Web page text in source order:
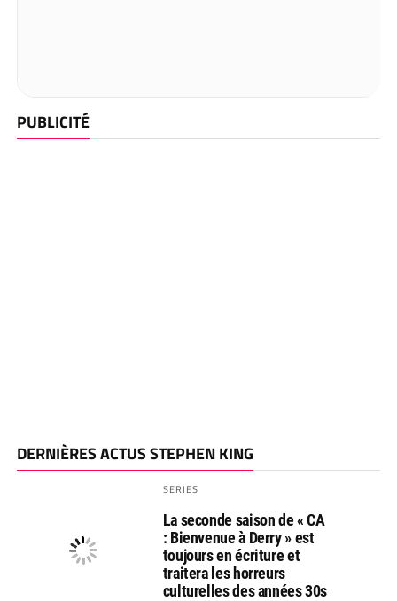
PUBLICITÉ
DERNIÈRES ACTUS STEPHEN KING
SERIES
La seconde saison de « CA
: Bienvenue à Derry » est
toujours en écriture et
traitera les horreurs
culturelles des années 30s